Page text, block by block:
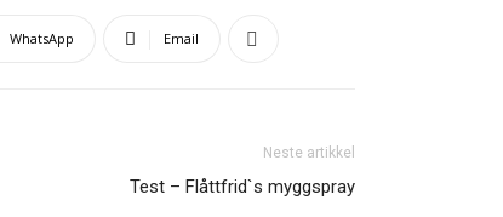
WhatsApp Email
Neste artikkel
Test – Flåttfrid`s myggspray